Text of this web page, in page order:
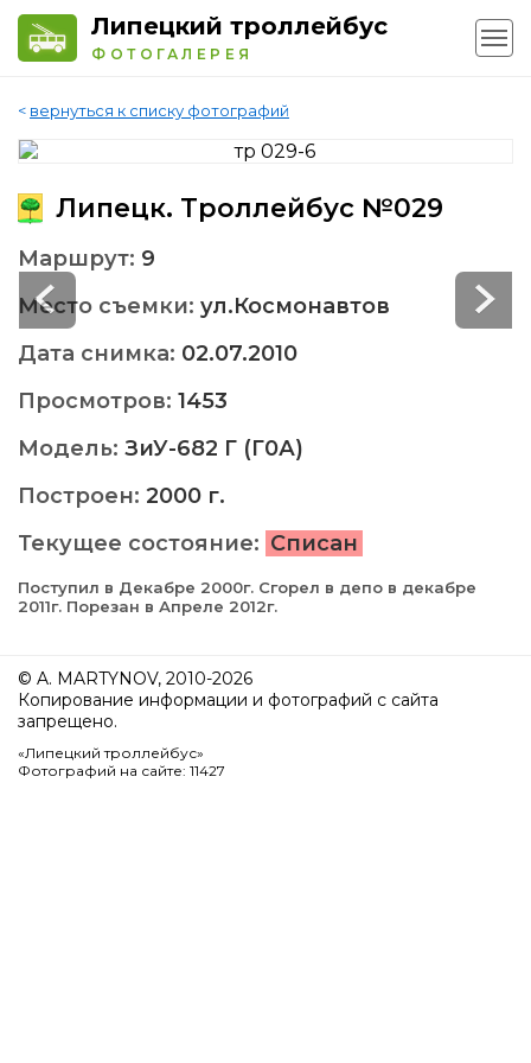
Липецкий троллейбус
ФОТОГАЛЕРЕЯ
< вернуться к списку фотографий
Липецк. Троллейбус №029
Маршрут: 9
Место съемки: ул.Космонавтов
Дата снимка: 02.07.2010
Просмотров: 1453
Модель: ЗиУ-682 Г (Г0А)
Построен: 2000 г.
Текущее состояние: Списан
Поступил в Декабре 2000г. Сгорел в депо в декабре
2011г. Порезан в Апреле 2012г.
© A. MARTYNOV, 2010-2026
Копирование информации и фотографий с сайта
запрещено.
«Липецкий троллейбус»
Фотографий на сайте: 11427